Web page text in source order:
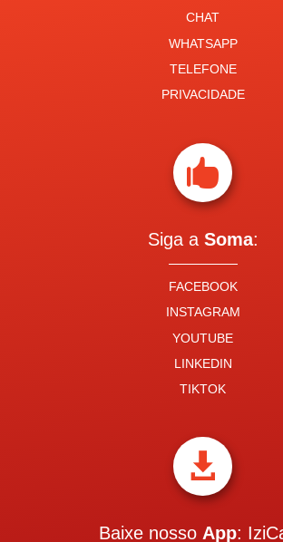
CHAT
WHATSAPP
TELEFONE
PRIVACIDADE

Siga a Soma:
FACEBOOK
INSTAGRAM
YOUTUBE
LINKEDIN
TIKTOK

Baixe nosso App: